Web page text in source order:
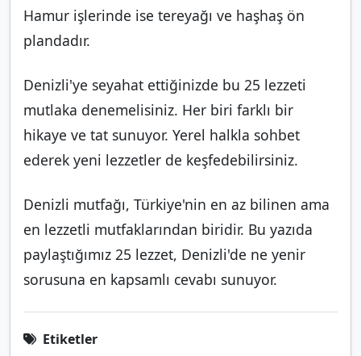
Hamur işlerinde ise tereyağı ve haşhaş ön
plandadır.
Denizli'ye seyahat ettiğinizde bu 25 lezzeti
mutlaka denemelisiniz. Her biri farklı bir
hikaye ve tat sunuyor. Yerel halkla sohbet
ederek yeni lezzetler de keşfedebilirsiniz.
Denizli mutfağı, Türkiye'nin en az bilinen ama
en lezzetli mutfaklarından biridir. Bu yazıda
paylaştığımız 25 lezzet, Denizli'de ne yenir
sorusuna en kapsamlı cevabı sunuyor.
Etiketler